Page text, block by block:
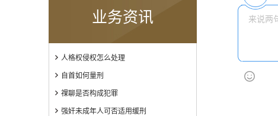
业务资讯
人格权侵权怎么处理
自首如何量刑
祼聊是否构成犯罪
强奸未成年人可否适用缓刑